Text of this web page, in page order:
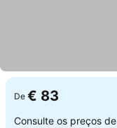
De € 83
Consulte os preços de